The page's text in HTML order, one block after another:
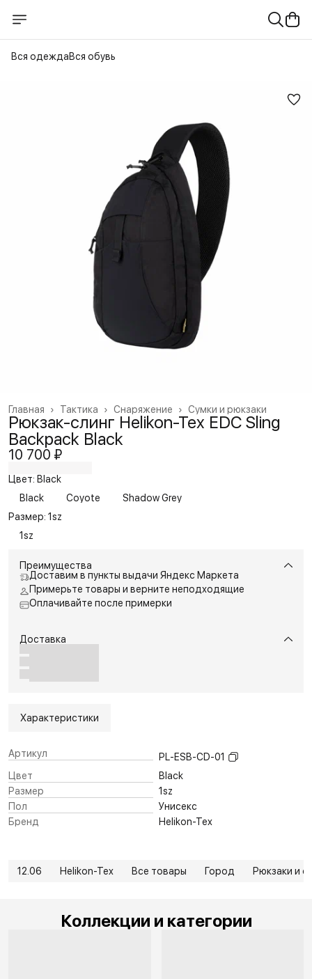
Вся одеждаВся обувь
Сумки и рюкзаки
Снаряжение ›
Тактика ›
Главная ›
Рюкзак-слинг Helikon-Tex EDC Sling
Backpack Black
10 700 ₽
Цвет: Black
Black
Coyote
Shadow Grey
Размер: 1sz
1sz
Преимущества
Доставим в пункты выдачи Яндекс Маркета
Примерьте товары и верните неподходящие
Оплачивайте после примерки
Доставка
Характеристики
Артикул
PL-ESB-CD-01
Цвет
Black
Размер
1sz
Пол
Унисекс
Бренд
Helikon-Tex
12.06 Helikon-Tex Все товары Город Рюкзаки и
Коллекции и категории